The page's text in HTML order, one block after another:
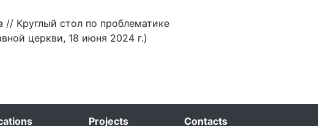
// Круглый стол по проблематике
церкви, 18 июня 2024 г.)
Projects Contacts